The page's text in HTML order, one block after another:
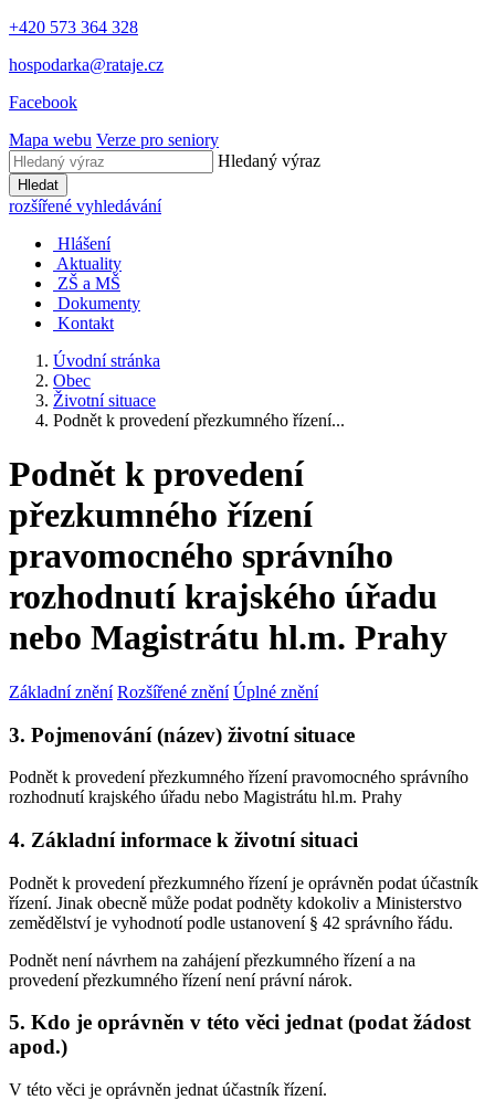
+420 573 364 328
hospodarka@rataje.cz
Facebook
Mapa webu Verze pro seniory
Hledaný výraz
Hledat
rozšířené vyhledávání
Hlášení
Aktuality
ZŠ a MŠ
Dokumenty
Kontakt
Úvodní stránka
Obec
Životní situace
Podnět k provedení přezkumného řízení...
Podnět k provedení
přezkumného řízení
pravomocného správního
rozhodnutí krajského úřadu
nebo Magistrátu hl.m. Prahy
Základní znění Rozšířené znění Úplné znění
3. Pojmenování (název) životní situace
Podnět k provedení přezkumného řízení pravomocného správního
rozhodnutí krajského úřadu nebo Magistrátu hl.m. Prahy
4. Základní informace k životní situaci
Podnět k provedení přezkumného řízení je oprávněn podat účastník
řízení. Jinak obecně může podat podněty kdokoliv a Ministerstvo
zemědělství je vyhodnotí podle ustanovení § 42 správního řádu.
Podnět není návrhem na zahájení přezkumného řízení a na
provedení přezkumného řízení není právní nárok.
5. Kdo je oprávněn v této věci jednat (podat žádost
apod.)
V této věci je oprávněn jednat účastník řízení.